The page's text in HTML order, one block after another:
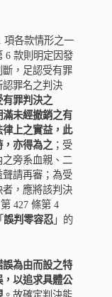
項各款情形之一
6 款則明定因發
，足認受有罪
罪名之判決
罪判決之
未經撤銷之有
上之實益，此
亦得為之 ；受
旁系血親、二
請再審；為受
，應將該判決
427 條第 4
誤判零容忍 」的
為由而設之特
以追求具體公
。故確定判決能